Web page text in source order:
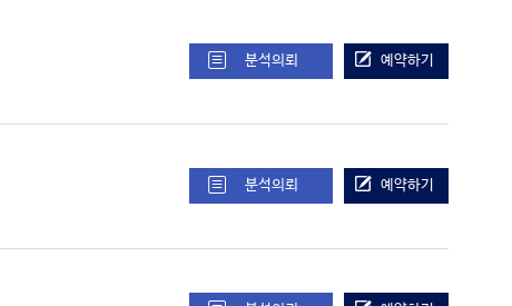
분석의뢰 예약하기
분석의뢰 예약하기